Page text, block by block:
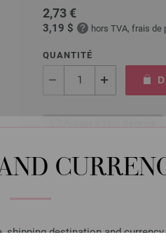
shipping destination and currency.
2,73 €
3,19 $ hors TVA, frais de
QUANTITÉ
Aiguille circulaire
Aiguille circulaire design